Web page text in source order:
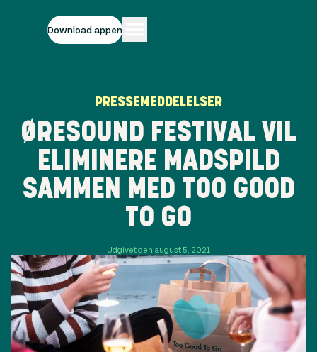
Download appen
PRESSEMEDDELELSER
ØRESOUND FESTIVAL VIL
ELIMINERE MADSPILD
SAMMEN MED TOO GOOD
TO GO
Udgivet den august 5, 2021